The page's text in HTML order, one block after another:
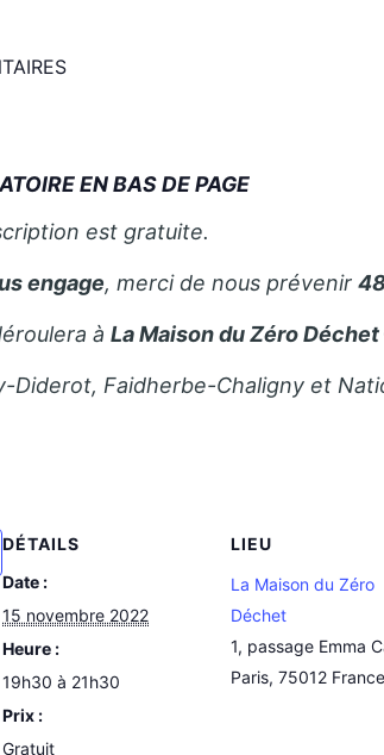
EN BAS DE PAGE
est gratuite.
engage, merci de nous prévenir
àLa Maison du Zéro Déchet
Diderot, Faidherbe-Chaligny et
DÉTAILS
Date :
15 novembre 2022
Heure :
19h30 à 21h30
Prix :
Gratuit
LIEU
La Maison du Zéro
Déchet
1, passage Emma
Paris, 75012 France